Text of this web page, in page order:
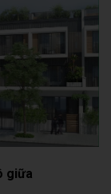
giữa